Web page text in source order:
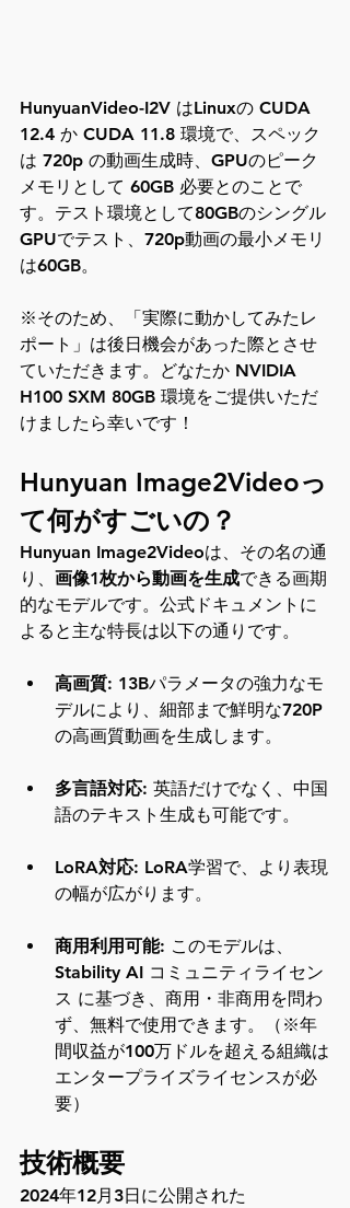
HunyuanVideo-I2V はLinuxの CUDA
12.4 か CUDA 11.8 環境で、スペック
は 720p の動画生成時、GPUのピーク
メモリとして 60GB 必要とのことで
す。テスト環境として80GBのシングル
GPUでテスト、720p動画の最小メモリ
は60GB。
※そのため、「実際に動かしてみたレ
ポート」は後日機会があった際とさせ
ていただきます。どなたか NVIDIA
H100 SXM 80GB 環境をご提供いただ
けましたら幸いです！
Hunyuan Image2Videoっ
て何がすごいの？
Hunyuan Image2Videoは、その名の通
り、 画像1枚から動画を生成できる画期
的なモデルです。公式ドキュメントに
よると主な特長は以下の通りです。
高画質: 13Bパラメータの強力なモ
デルにより、細部まで鮮明な720P
の高画質動画を生成します。
多言語対応: 英語だけでなく、中国
語のテキスト生成も可能です。
LoRA対応: LoRA学習で、より表現
の幅が広がります。
商用利用可能: このモデルは、
Stability AI コミュニティライセン
ス に基づき、商用・非商用を問わ
ず、無料で使用できます。（※年
間収益が100万ドルを超える組織は
エンタープライズライセンスが必
要）
技術概要
2024年12月3日に公開された